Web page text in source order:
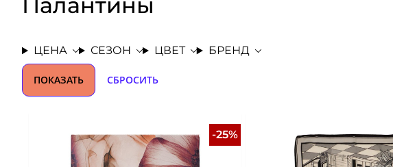
ЦЕНА СЕЗОН ЦВЕТ БРЕНД
ПОКАЗАТЬ СБРОСИТЬ
-25%